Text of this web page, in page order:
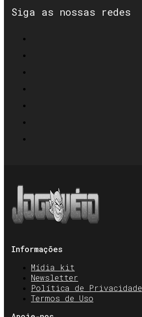
Siga as nossas redes
Informações
Mídia kit
Newsletter
Política de Privacidade
Termos de Uso